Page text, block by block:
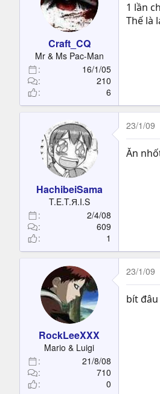
Craft_CQ
Mr & Ms Pac-Man
16/1/05
210
6
1 lần
Thế là
HachibeiSama
T.E.T.Я.I.S
2/4/08
609
1
23/1/09
Ăn
RockLeeXXX
Mario & Luigi
21/8/08
710
0
23/1/09
bít